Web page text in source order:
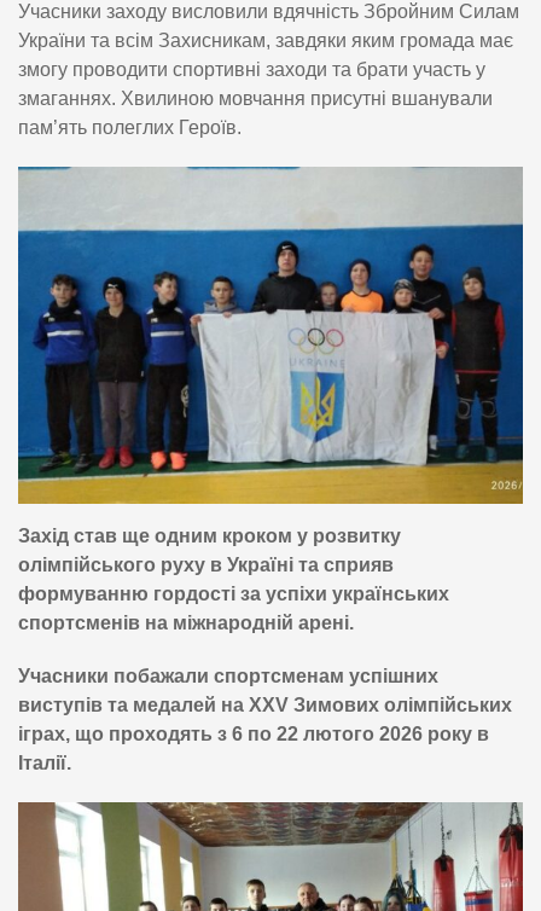
Учасники заходу висловили вдячність Збройним Силам
України та всім Захисникам, завдяки яким громада має
змогу проводити спортивні заходи та брати участь у
змаганнях. Хвилиною мовчання присутні вшанували
пам’ять полеглих Героїв.
Захід став ще одним кроком у розвитку
олімпійського руху в Україні та сприяв
формуванню гордості за успіхи українських
спортсменів на міжнародній арені.
Учасники побажали спортсменам успішних
виступів та медалей на XXV Зимових олімпійських
іграх, що проходять з 6 по 22 лютого 2026 року в
Італії.